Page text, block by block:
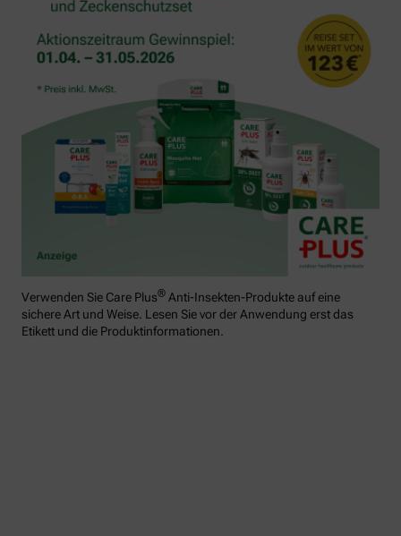
Verwenden Sie Care Plus® Anti-Insekten-Produkte auf eine
sichere Art und Weise. Lesen Sie vor der Anwendung erst das
Etikett und die Produktinformationen.